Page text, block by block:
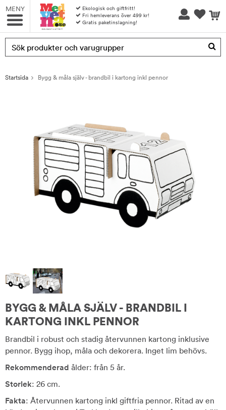
MENY
Ekologisk och giftfritt!
Fri hemleverans över 499 kr!
Gratis paketinslagning!
Produkten har blivit tillagd i varukorgen
Startsida Bygg & måla själv - brandbil i kartong inkl pennor
BYGG & MÅLA SJÄLV - BRANDBIL I
KARTONG INKL PENNOR
Brandbil i robust och stadig återvunnen kartong inklusive
pennor. Bygg ihop, måla och dekorera. Inget lim behövs.
Rekommenderad ålder: från 5 år.
Storlek: 26 cm.
Fakta: Återvunnen kartong inkl giftfria pennor. Ritad av en